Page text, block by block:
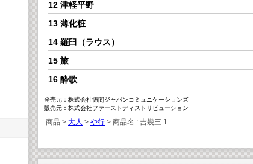
12 津軽平野
13 薄化粧
14 羅臼（ラウス）
15 旅
16 酔歌
発売元：株式会社徳間ジャパンコミュニケーションズ
販売元：株式会社ファーストディストリビューション
商品 > 大人 > や行 > 商品名 : 吉幾三 1